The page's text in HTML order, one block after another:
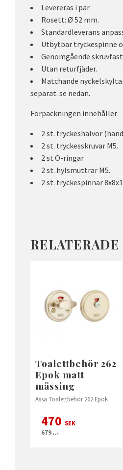
Levereras i par
Rosett: Ø 52 mm.
Standardleverans
Utbytbar tryckespinne
Genomgående
Utan returfjäder.
Matchande
separat. se nedan.
Förpackningen innehåller
2 st. tryckeshalvor
2 st. tryckesskruvar M5.
2 st O-ringar
2 st. hylsmuttrar M5.
2 st. tryckespinnar
Toalettbehör 262
Epok matt
mässing
Assa Toalettbehör 262 Epok
470 SEK
679SEK